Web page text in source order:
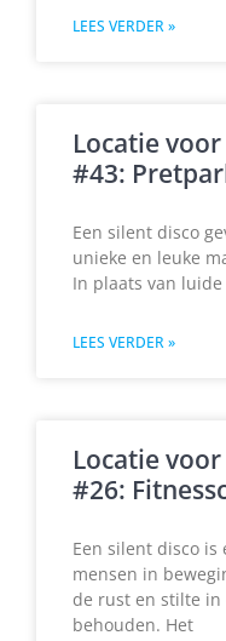
LEES VERDER »
Locatie
#43:
Een silent disco
unieke en leuke
In plaats van
LEES VERDER »
Locatie
#26:
Een silent disco
mensen in
de rust en stilte
behouden. Het